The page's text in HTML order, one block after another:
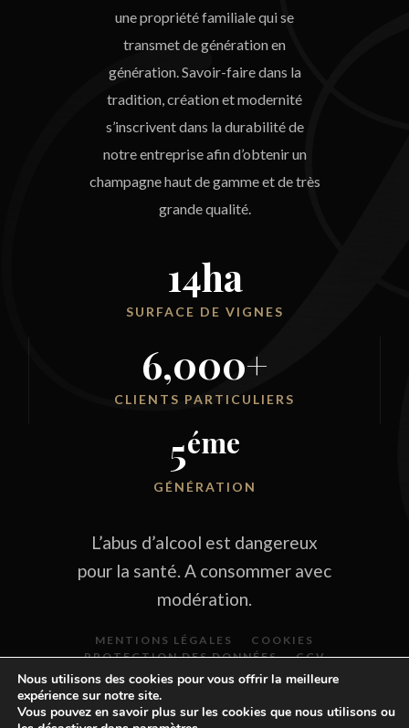
une propriété familiale qui se
transmet de génération en
génération. Savoir-faire dans la
tradition, création et modernité
s’inscrivent dans la durabilité de
notre entreprise afin d’obtenir un
champagne haut de gamme et de très
grande qualité.
SURFACE DE VIGNES
14ha
CLIENTS PARTICULIERS
6,000+
GÉNÉRATION
5éme
L’abus d’alcool est dangereux
pour la santé. A consommer avec
modération.
MENTIONS LÉGALES
COOKIES
PROTECTION DES DONNÉES
CGV
Nous utilisons des cookies pour vous offrir la meilleure
expérience sur notre site.
Vous pouvez en savoir plus sur les cookies que nous utilisons ou